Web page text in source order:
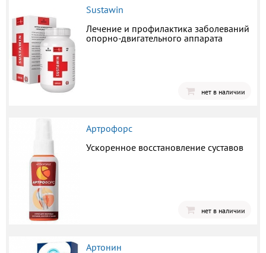
Sustawin
Лечение и профилактика заболеваний
опорно-двигательного аппарата
нет в наличии
Артрофорс
Ускоренное восстановление суставов
нет в наличии
Артонин